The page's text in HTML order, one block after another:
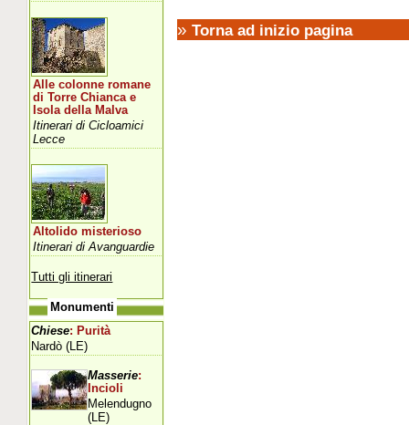
» Torna ad inizio pagina
Alle colonne romane
di Torre Chianca e
Isola della Malva
Itinerari di Cicloamici
Lecce
Altolido misterioso
Itinerari di Avanguardie
Tutti gli itinerari
Monumenti
Chiese: Purità
Nardò (LE)
Masserie:
Incioli
Melendugno
(LE)